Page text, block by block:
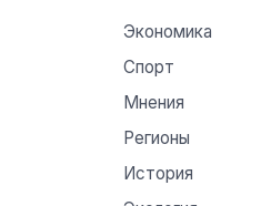
Экономика
Спорт
Мнения
Регионы
История